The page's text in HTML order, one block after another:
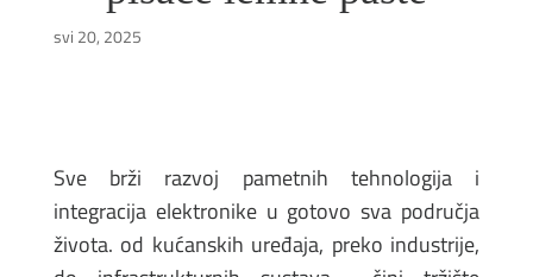
svi 20, 2025
Sve brži razvoj pametnih tehnologija i
integracija elektronike u gotovo sva područja
života. od kućanskih uređaja, preko industrije,